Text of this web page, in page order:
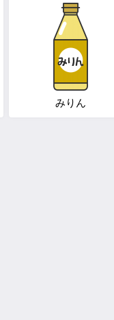
みりん